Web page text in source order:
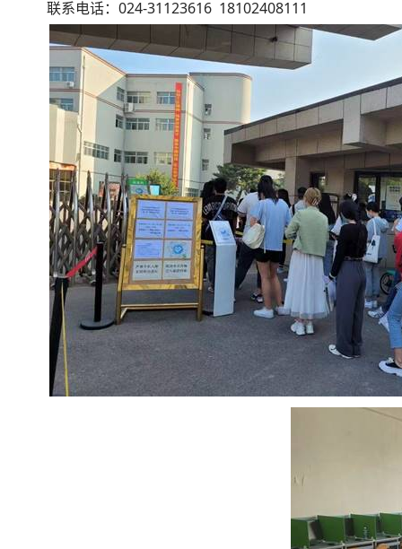
联系电话：024-31123616 18102408111